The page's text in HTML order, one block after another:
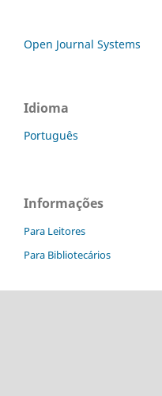
Open Journal Systems
Idioma
Português
Informações
Para Leitores
Para Bibliotecários